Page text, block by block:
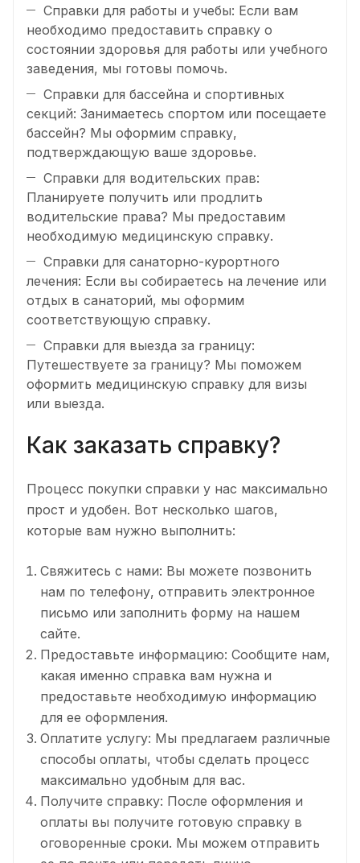
Справки для работы и учебы: Если вам
необходимо предоставить справку о
состоянии здоровья для работы или учебного
заведения, мы готовы помочь.
Справки для бассейна и спортивных
секций: Занимаетесь спортом или посещаете
бассейн? Мы оформим справку,
подтверждающую ваше здоровье.
Справки для водительских прав:
Планируете получить или продлить
водительские права? Мы предоставим
необходимую медицинскую справку.
Справки для санаторно-курортного
лечения: Если вы собираетесь на лечение или
отдых в санаторий, мы оформим
соответствующую справку.
Справки для выезда за границу:
Путешествуете за границу? Мы поможем
оформить медицинскую справку для визы
или выезда.
Как заказать справку?
Процесс покупки справки у нас максимально
прост и удобен. Вот несколько шагов,
которые вам нужно выполнить:
Свяжитесь с нами: Вы можете позвонить
нам по телефону, отправить электронное
письмо или заполнить форму на нашем
сайте.
Предоставьте информацию: Сообщите нам,
какая именно справка вам нужна и
предоставьте необходимую информацию
для ее оформления.
Оплатите услугу: Мы предлагаем различные
способы оплаты, чтобы сделать процесс
максимально удобным для вас.
Получите справку: После оформления и
оплаты вы получите готовую справку в
оговоренные сроки. Мы можем отправить